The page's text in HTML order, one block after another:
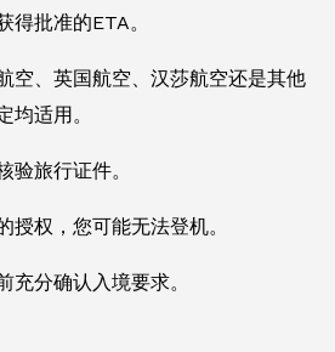
得批准的ETA。
空、英国航空、汉莎航空还是其他
均适用。
验旅行证件。
授权，您可能无法登机。
充分确认入境要求。